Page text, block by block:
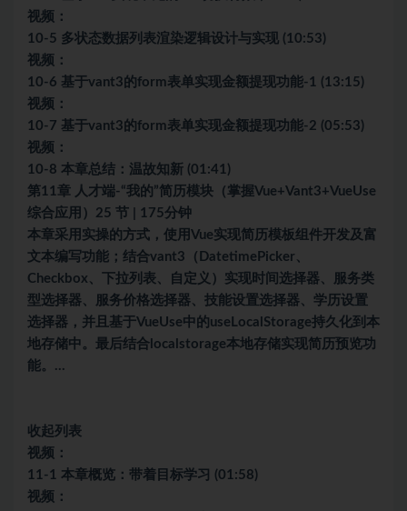
视频：
10-5 多状态数据列表渲染逻辑设计与实现 (10:53)
视频：
10-6 基于vant3的form表单实现金额提现功能-1 (13:15)
视频：
10-7 基于vant3的form表单实现金额提现功能-2 (05:53)
视频：
10-8 本章总结：温故知新 (01:41)
第11章 人才端-“我的”简历模块（掌握Vue+Vant3+VueUse
综合应用）25 节 | 175分钟
本章采用实操的方式，使用Vue实现简历模板组件开发及富
文本编写功能；结合vant3（DatetimePicker、
Checkbox、下拉列表、自定义）实现时间选择器、服务类
型选择器、服务价格选择器、技能设置选择器、学历设置
选择器，并且基于VueUse中的useLocalStorage持久化到本
地存储中。最后结合localstorage本地存储实现简历预览功
能。…
收起列表
视频：
11-1 本章概览：带着目标学习 (01:58)
视频：